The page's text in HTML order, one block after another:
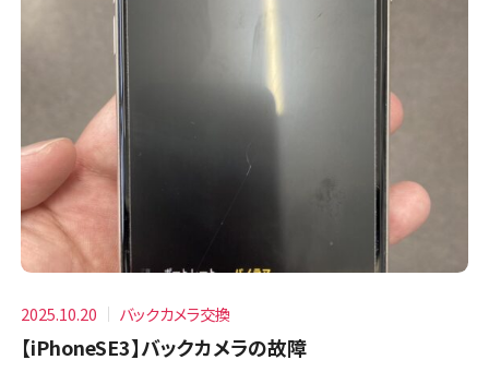
2025.10.20 バックカメラ交換
【iPhoneSE3】バックカメラの故障